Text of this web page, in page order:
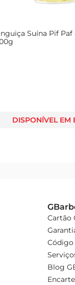
Suína Pif Paf
DISPONÍVEL EM
Cartão
Código
Blog